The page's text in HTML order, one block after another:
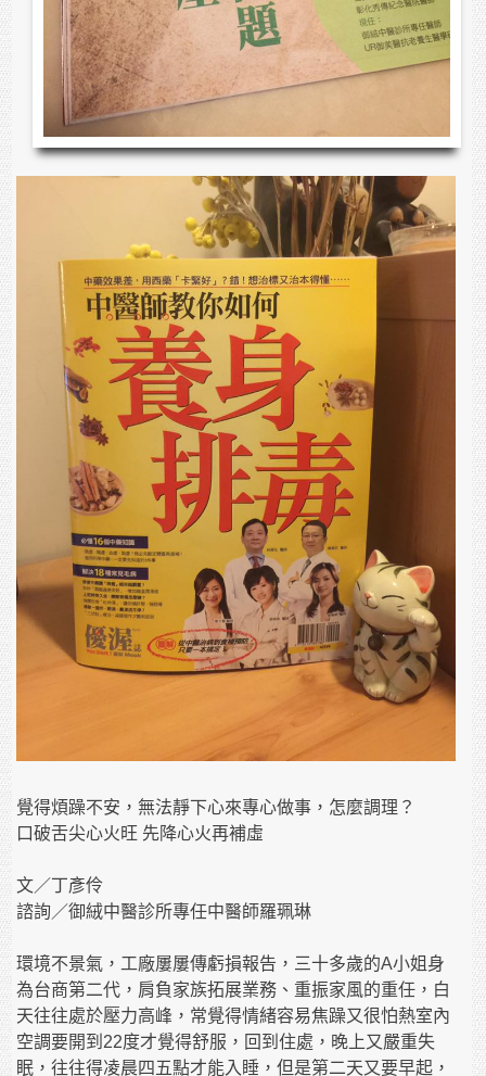
覺得煩躁不安，無法靜下心來專心做事，怎麼調理？
口破舌尖心火旺 先降心火再補虛
文／丁彥伶
諮詢／御絨中醫診所專任中醫師羅珮琳
環境不景氣，工廠屢屢傳虧損報告，三十多歲的A小姐身
為台商第二代，肩負家族拓展業務、重振家風的重任，白
天往往處於壓力高峰，常覺得情緒容易焦躁又很怕熱室內
空調要開到22度才覺得舒服，回到住處，晚上又嚴重失
眠，往往得凌晨四五點才能入睡，但是第二天又要早起，